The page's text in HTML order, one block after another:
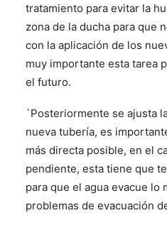
tratamiento para evitar la
zona de la ducha para que
con la aplicación de los
muy importante esta tarea
el futuro.
`Posteriormente se ajusta
nueva tubería, es
más directa posible, en el
pendiente, esta tiene que
para que el agua evacue
problemas de evacuación